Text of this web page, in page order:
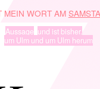
MEIN WORT AM
Aussage und ist bisher.
um Ulm und um Ulm herum